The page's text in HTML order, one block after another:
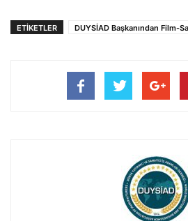
ETIKETLER DUYSİAD Başkanından Film-